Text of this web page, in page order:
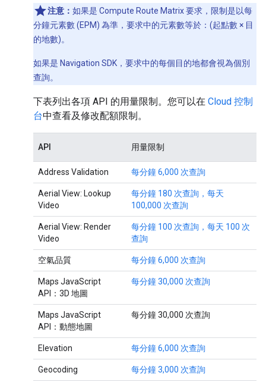
注意： 如果是 Compute Route Matrix 要求，限制是以每
分鐘元素數 (EPM) 為準，要求中的元素數等於：(起點數 × 目
的地數)。
如果是 Navigation SDK，要求中的每個目的地都會視為個別
查詢。
下表列出各項 API 的用量限制。您可以在 Cloud 控制
台中查看及修改配額限制。
API 用量限制
Address Validation 每分鐘 6,000 次查詢
Aerial View: Lookup
Video
每分鐘 180 次查詢，每天
100,000 次查詢
Aerial View: Render
Video
每分鐘 100 次查詢，每天 100 次
查詢
空氣品質 每分鐘 6,000 次查詢
Maps JavaScript
API：3D 地圖
每分鐘 30,000 次查詢
Maps JavaScript
API：動態地圖
每分鐘 30,000 次查詢
Elevation 每分鐘 6,000 次查詢
Geocoding 每分鐘 3,000 次查詢